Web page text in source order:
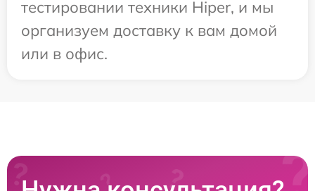
тестировании техники Hiper, и мы
организуем доставку к вам домой
или в офис.